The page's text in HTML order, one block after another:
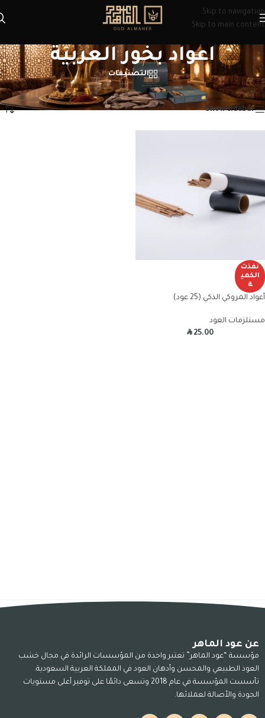
Skip to navigation
Skip to main content
اعواد بخور العربية
التصنيفات
الرئيسية/منتجات تحت الوسم “اعواد بخور العربية” عرض النتيجة الوحيدة
Show sidebar
نفذت
الكمي
ة
أعواد المروكي الذكي (25 عود)
مستلزمات العود
R25.00
عن عود الماهر
مؤسسة “عود الماهر” تعتبر واحدة من المؤسسات الرائدة في مجال خشب
العود الطبيعي والمحسن وأدهان العود في المملكة العربية السعودية.
تأسست المؤسسة في عام 2018 وتسعى دائمًا على توفير أعلى مستويات
الجودة والأصالة لعملائها.